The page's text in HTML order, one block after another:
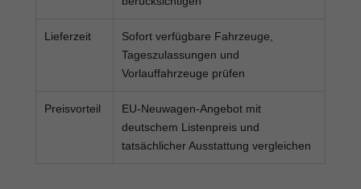
Lieferzeit
Sofort verfügbare Fahrzeuge,
Tageszulassungen und
Vorlauffahrzeuge prüfen
Preisvorteil
EU-Neuwagen-Angebot mit
deutschem Listenpreis und
tatsächlicher Ausstattung vergleichen